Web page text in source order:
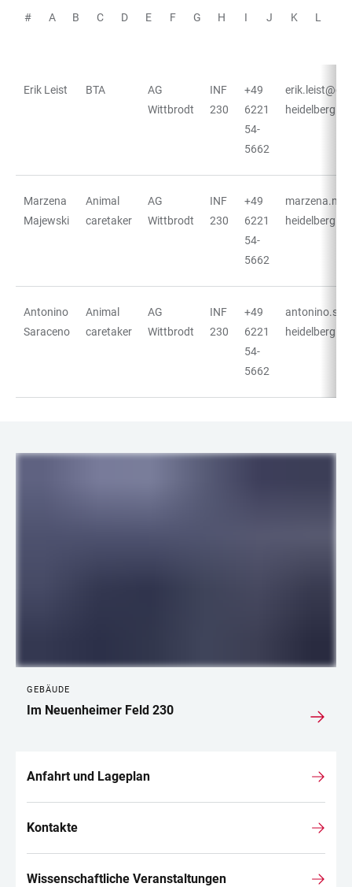
# A B C D E F G H I J K L
Erik Leist BTA
AG
Wittbrodt
INF
230
+49
6221
54-
5662
heidelberg.de
Marzena
Majewski
Animal
caretaker
AG
Wittbrodt
INF
230
+49
6221
54-
5662
heidelberg.de
Antonino
Saraceno
Animal
caretaker
AG
Wittbrodt
INF
230
+49
6221
54-
5662
heidelberg.de
GEBÄUDE
Im Neuenheimer Feld 230
Anfahrt und Lageplan
Kontakte
Wissenschaftliche Veranstaltungen